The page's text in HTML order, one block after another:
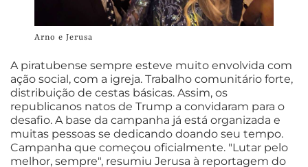
Arno e Jerusa
A piratubense sempre esteve muito envolvida com
ação social, com a igreja. Trabalho comunitário forte,
distribuição de cestas básicas. Assim, os
republicanos natos de Trump a convidaram para o
desafio. A base da campanha já está organizada e
muitas pessoas se dedicando doando seu tempo.
Campanha que começou oficialmente. "Lutar pelo
melhor, sempre", resumiu Jerusa à reportagem do